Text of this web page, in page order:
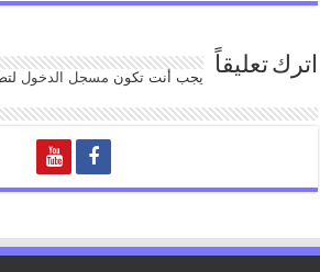
اترك تعليقاً يجب أنت تكون مسجل الدخول